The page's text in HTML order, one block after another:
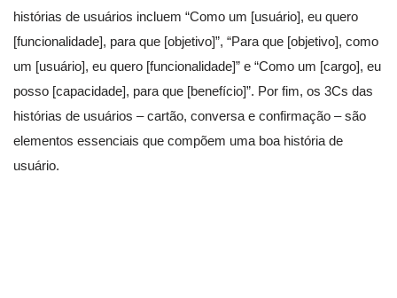
histórias de usuários incluem “Como um [usuário], eu quero
[funcionalidade], para que [objetivo]”, “Para que [objetivo], como
um [usuário], eu quero [funcionalidade]” e “Como um [cargo], eu
posso [capacidade], para que [benefício]”. Por fim, os 3Cs das
histórias de usuários – cartão, conversa e confirmação – são
elementos essenciais que compõem uma boa história de
usuário.